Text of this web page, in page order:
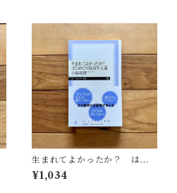
生まれてよかったか？ はじ
めての反出生主義 | 小島 和男
¥1,034